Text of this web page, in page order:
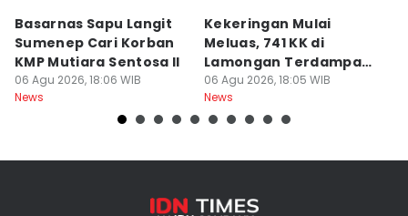
Basarnas Sapu Langit
Sumenep Cari Korban
KMP Mutiara Sentosa II
06 Agu 2026, 18:06 WIB
News
Kekeringan Mulai
Meluas, 741 KK di
Lamongan Terdampak
Krisis Air
06 Agu 2026, 18:05 WIB
News